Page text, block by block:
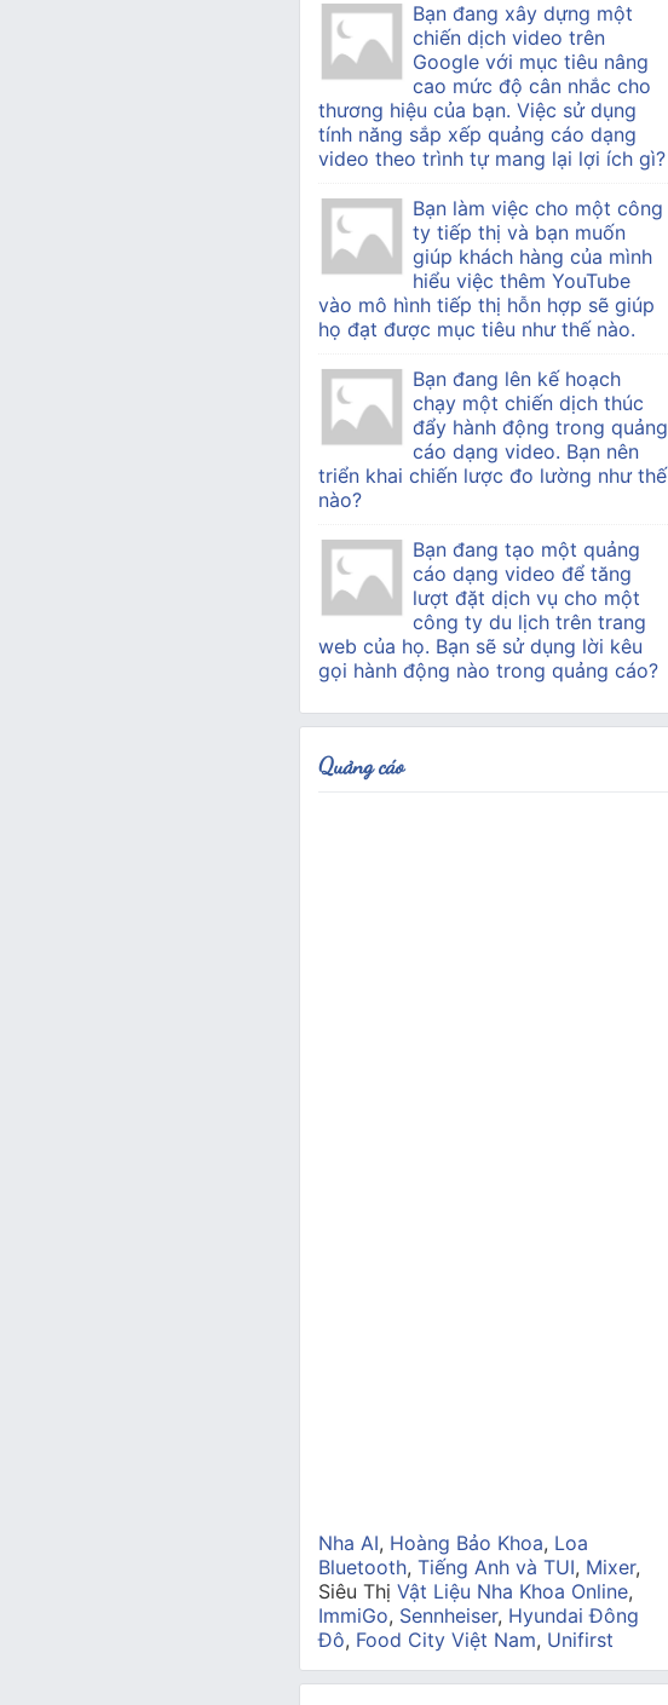
Bạn đang xây dựng một
chiến dịch video trên
Google với mục tiêu nâng
cao mức độ cân nhắc cho
thương hiệu của bạn. Việc sử dụng
tính năng sắp xếp quảng cáo dạng
video theo trình tự mang lại lợi ích gì?
Bạn làm việc cho một công
ty tiếp thị và bạn muốn
giúp khách hàng của mình
hiểu việc thêm YouTube
vào mô hình tiếp thị hỗn hợp sẽ giúp
họ đạt được mục tiêu như thế nào.
Bạn đang lên kế hoạch
chạy một chiến dịch thúc
đẩy hành động trong quảng
cáo dạng video. Bạn nên
triển khai chiến lược đo lường như thế
nào?
Bạn đang tạo một quảng
cáo dạng video để tăng
lượt đặt dịch vụ cho một
công ty du lịch trên trang
web của họ. Bạn sẽ sử dụng lời kêu
gọi hành động nào trong quảng cáo?
Quảng cáo
Nha AI, Hoàng Bảo Khoa, Loa
Bluetooth, Tiếng Anh và TUI, Mixer,
Siêu Thị Vật Liệu Nha Khoa Online,
ImmiGo, Sennheiser, Hyundai Đông
Đô, Food City Việt Nam, Unifirst